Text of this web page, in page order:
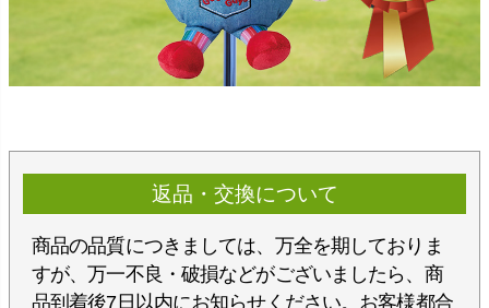
返品・交換について
商品の品質につきましては、万全を期しておりま
すが、万一不良・破損などがございましたら、商
品到着後7日以内にお知らせください。お客様都合